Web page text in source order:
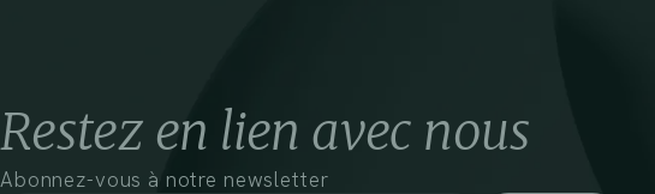
Restez en lien avec nous
Abonnez-vous à notre newsletter